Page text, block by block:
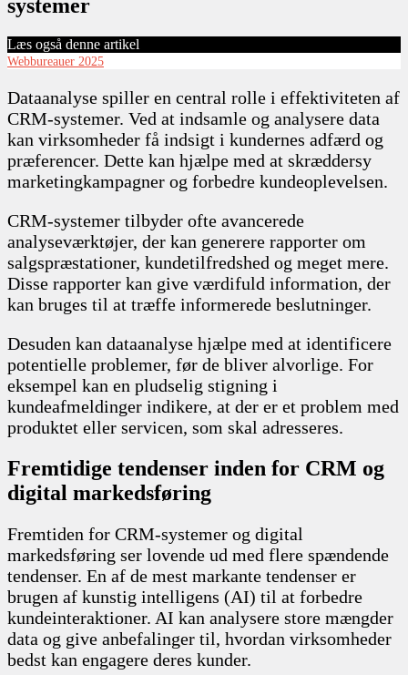
systemer
Læs også denne artikel
Webbureauer 2025
Dataanalyse spiller en central rolle i effektiviteten af
CRM-systemer. Ved at indsamle og analysere data
kan virksomheder få indsigt i kundernes adfærd og
præferencer. Dette kan hjælpe med at skræddersy
marketingkampagner og forbedre kundeoplevelsen.
CRM-systemer tilbyder ofte avancerede
analyseværktøjer, der kan generere rapporter om
salgspræstationer, kundetilfredshed og meget mere.
Disse rapporter kan give værdifuld information, der
kan bruges til at træffe informerede beslutninger.
Desuden kan dataanalyse hjælpe med at identificere
potentielle problemer, før de bliver alvorlige. For
eksempel kan en pludselig stigning i
kundeafmeldinger indikere, at der er et problem med
produktet eller servicen, som skal adresseres.
Fremtidige tendenser inden for CRM og
digital markedsføring
Fremtiden for CRM-systemer og digital
markedsføring ser lovende ud med flere spændende
tendenser. En af de mest markante tendenser er
brugen af kunstig intelligens (AI) til at forbedre
kundeinteraktioner. AI kan analysere store mængder
data og give anbefalinger til, hvordan virksomheder
bedst kan engagere deres kunder.